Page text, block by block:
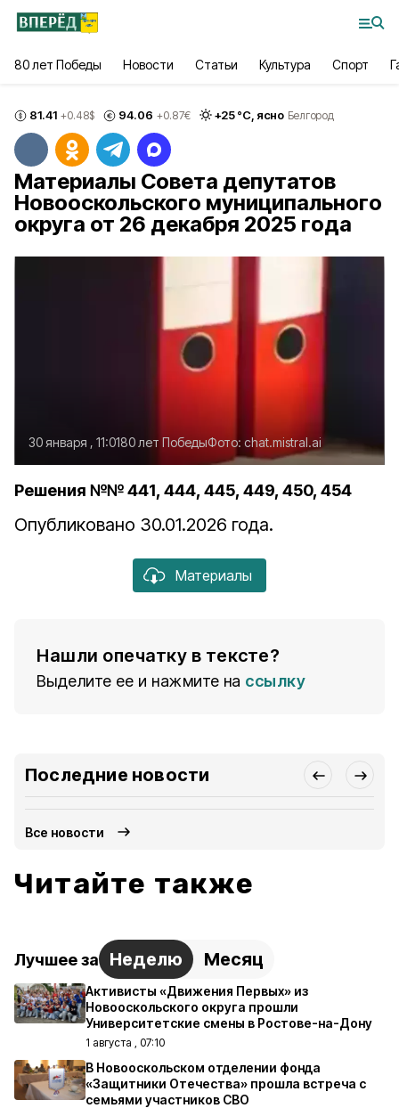
80 лет Победы Новости Статьи Культура Спорт
81.41 +0.48$ 94.06 +0.87€ +25°С, ясно Белгород
Материалы Совета депутатов
Новооскольского муниципального
округа от 26 декабря 2025 года
30 января , 11:0180 лет ПобедыФото: chat.mistral.ai
Решения №№ 441, 444, 445, 449, 450, 454
Опубликовано 30.01.2026 года.
Материалы
Нашли опечатку в тексте?
Выделите ее и нажмите на ссылку
Последние новости
Все новости
Читайте также
Лучшее за Неделю Месяц
Активисты «Движения Первых» из
Новооскольского округа прошли
Университетские смены в Ростове-на-Дону
1 августа , 07:10
В Новооскольском отделении фонда
«Защитники Отечества» прошла встреча с
семьями участников СВО